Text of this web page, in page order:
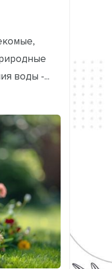
воды -...